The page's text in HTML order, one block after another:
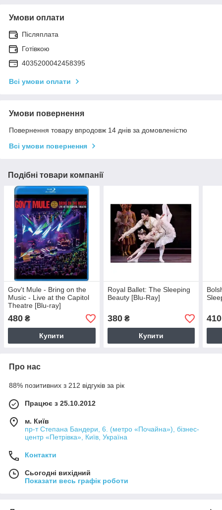
Умови оплати
Післяплата
Готівкою
4035200042458395
Всі умови оплати
Умови повернення
Повернення товару впродовж 14 днів за домовленістю
Всі умови повернення
Подібні товари компанії
Gov't Mule - Bring on the
Music - Live at the Capitol
Theatre [Blu-ray]
480 ₴
Купити
Royal Ballet: The Sleeping
Beauty [Blu-Ray]
380₴
Купити
410
Про нас
88% позитивних з 212 відгуків за рік
Працює з 25.10.2012
м. Київ
пр-т Степана Бандери, 6. (метро «Почайна»), бізнес-
центр «Петрівка», Київ, Україна
Контакти
Сьогодні вихідний
Показати весь графік роботи